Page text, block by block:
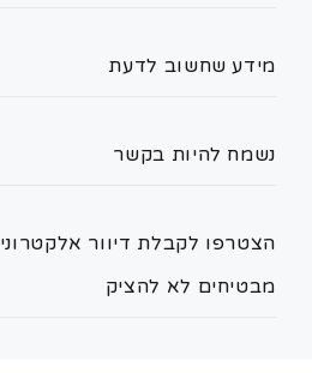
הצטרפו לקבלת דיוור אלקטרוני
מבטיחים לא להציק
מידע שחשוב לדעת
נשמח להיות בקשר